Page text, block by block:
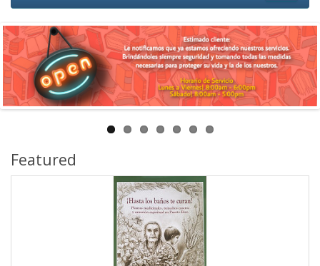
Featured